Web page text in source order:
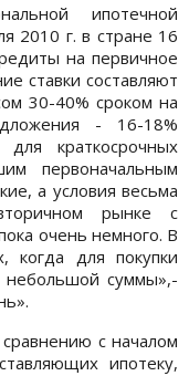
ипотечной
2010 г. в стране 16
на первичное
ставки составляют
30-40% сроком на
- 16-18%
краткосрочных
первоначальным
а условия весьма
рынке с
очень немного. В
когда для покупки
небольшой суммы»,-
с началом
ипотеку,